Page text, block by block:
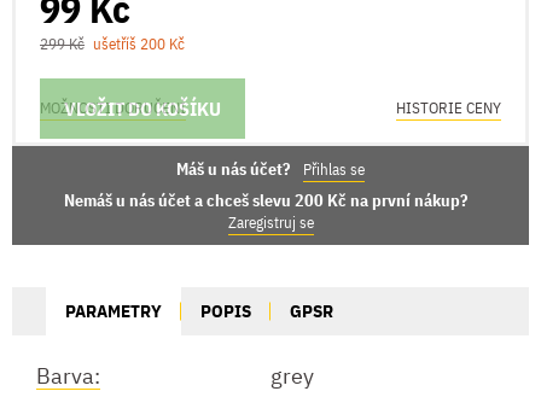
299 Kč ušetříš 200 Kč
VLOŽIT DO KOŠÍKU
MOŽNOSTI DORUČENÍ HISTORIE CENY
Máš u nás účet? Přihlas se
Nemáš u nás účet a chceš slevu 200 Kč na první nákup?
Zaregistruj se
PARAMETRY POPIS GPSR
Barva:
grey